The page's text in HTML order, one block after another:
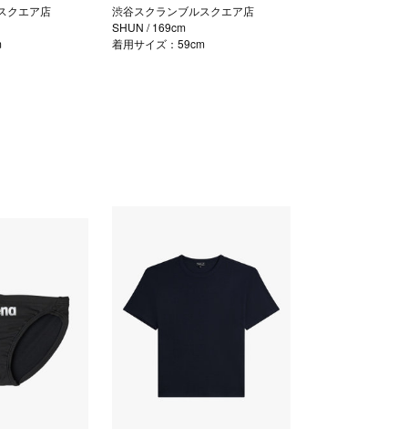
クエア店
渋谷スクランブルスクエア店
SHUN / 169cm
着用サイズ：59cm